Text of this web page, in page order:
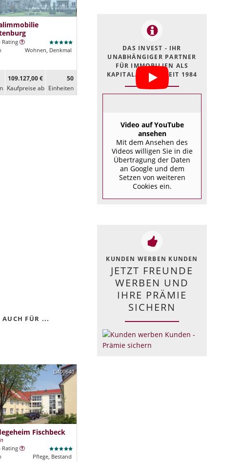
Rating
Wohnen, Denkmal
109.127,00 €
Kaufpreise ab
50
Ein­heiten
AUCH FÜR ...
DA00640
Fischbeck
Rating
Pflege, Bestand
DAS INVEST - IHR
UNABHÄNGIGER PARTNER
FÜR IMMOBILIEN ALS
KAPITALANLAGE SEIT 1984
Video auf YouTube
ansehen
Mit dem Ansehen des
Videos willigen Sie in die
Übertragung der Daten
an Google und dem
Setzen von weiteren
Cookies ein.
KUNDEN WERBEN KUNDEN
JETZT FREUNDE
WERBEN UND
IHRE PRÄMIE
SICHERN